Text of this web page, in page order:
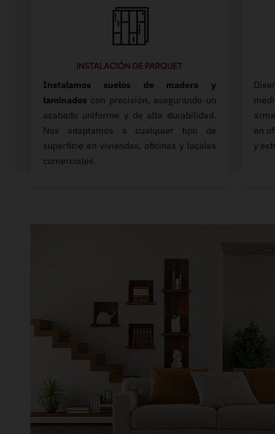
INSTALACIÓN DE PARQUET
Instalamos suelos de madera y
laminados con precisión, asegurando un
acabado uniforme y de alta durabilidad.
Nos adaptamos a cualquier tipo de
superficie en viviendas, oficinas y locales
comerciales.
en
y